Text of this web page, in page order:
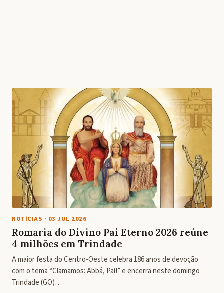
NOTÍCIAS · 03 JUL 2026
Romaria do Divino Pai Eterno 2026 reúne
4 milhões em Trindade
A maior festa do Centro-Oeste celebra 186 anos de devoção
com o tema “Clamamos: Abbá, Pai!” e encerra neste domingo
Trindade (GO)…